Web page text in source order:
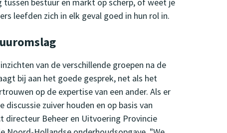
leefden zich in elk geval goed in hun rol in.
van de verschillende groepen na de
bij aan het goede gesprek, net als het
op de expertise van een ander. Als er
zuiver houden en op basis van
directeur Beheer en Uitvoering Provincie